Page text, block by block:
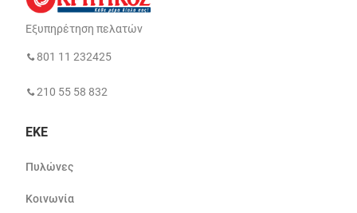
Εξυπηρέτηση πελατών
801 11 232425
210 55 58 832
ΕΚΕ
Πυλώνες
Κοινωνία